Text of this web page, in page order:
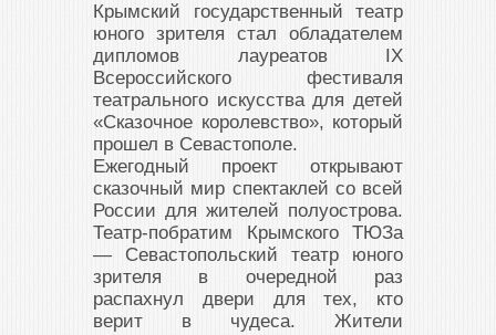
Крымский государственный театр
юного зрителя стал обладателем
дипломов лауреатов IX
Всероссийского фестиваля
театрального искусства для детей
«Сказочное королевство», который
прошел в Севастополе.
Ежегодный проект открывают
сказочный мир спектаклей со всей
России для жителей полуострова.
Театр-побратим Крымского ТЮЗа
— Севастопольский театр юного
зрителя в очередной раз
распахнул двери для тех, кто
верит в чудеса. Жители